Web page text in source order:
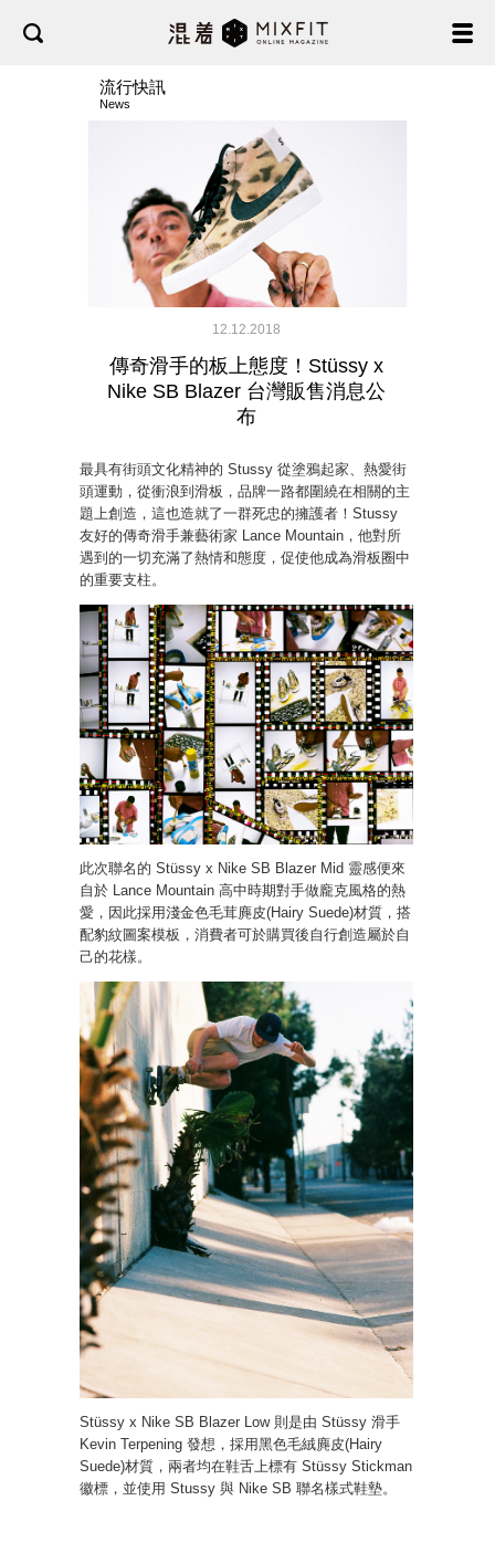
流行快訊
News
12.12.2018
傳奇滑手的板上態度！Stüssy x
Nike SB Blazer 台灣販售消息公
布
最具有街頭文化精神的 Stussy 從塗鴉起家、熱愛街
頭運動，從衝浪到滑板，品牌一路都圍繞在相關的主
題上創造，這也造就了一群死忠的擁護者！Stussy
友好的傳奇滑手兼藝術家 Lance Mountain，他對所
遇到的一切充滿了熱情和態度，促使他成為滑板圈中
的重要支柱。
此次聯名的 Stüssy x Nike SB Blazer Mid 靈感便來
自於 Lance Mountain 高中時期對手做龐克風格的熱
愛，因此採用淺金色毛茸麂皮(Hairy Suede)材質，搭
配豹紋圖案模板，消費者可於購買後自行創造屬於自
己的花樣。
Stüssy x Nike SB Blazer Low 則是由 Stüssy 滑手
Kevin Terpening 發想，採用黑色毛絨麂皮(Hairy
Suede)材質，兩者均在鞋舌上標有 Stüssy Stickman
徽標，並使用 Stussy 與 Nike SB 聯名樣式鞋墊。